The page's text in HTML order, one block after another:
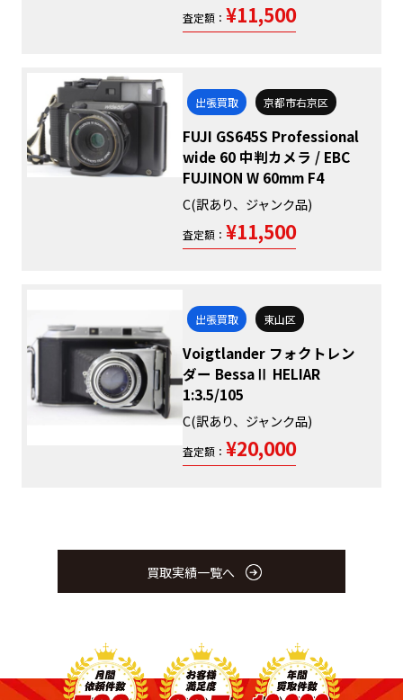
査定額： ¥11,500
出張買取 京都市右京区
FUJI GS645S Professional
wide 60 中判カメラ / EBC
FUJINON W 60mm F4
C(訳あり、ジャンク品)
査定額： ¥11,500
出張買取 東山区
Voigtlander フォクトレン
ダー BessaⅡ HELIAR
1:3.5/105
C(訳あり、ジャンク品)
査定額： ¥20,000
買取実績一覧へ